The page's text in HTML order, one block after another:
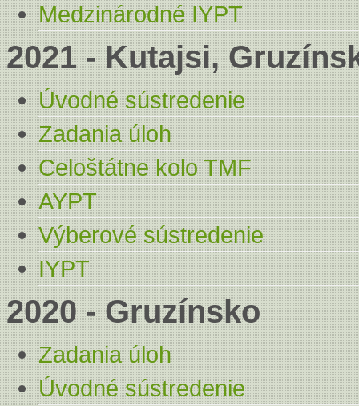
Medzinárodné IYPT
2021 - Kutajsi,
Úvodné sústredenie
Zadania úloh
Celoštátne kolo TMF
AYPT
Výberové sústredenie
IYPT
2020 - Gruzínsko
Zadania úloh
Úvodné sústredenie